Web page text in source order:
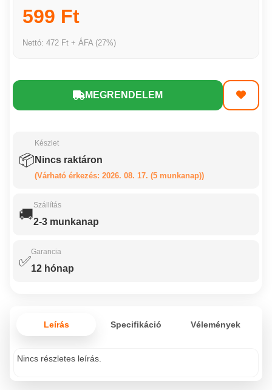
599 Ft
Nettó: 472 Ft + ÁFA (27%)
MEGRENDELEM
📦
Készlet
Nincs raktáron
(Várható érkezés: 2026. 08. 17. (5 munkanap))
🚚
Szállítás
2-3 munkanap
✅
Garancia
12 hónap
Leírás Specifikáció Vélemények
Nincs részletes leírás.